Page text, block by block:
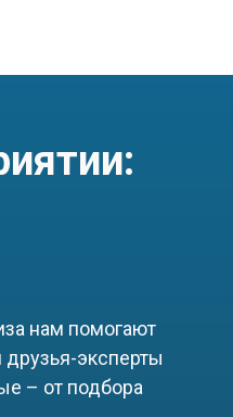
нам помогают
друзья-эксперты
– от подбора